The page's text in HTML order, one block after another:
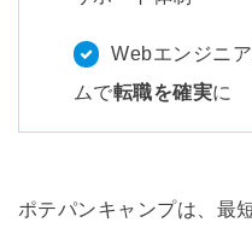
Webエンジニ
ムで転職を確実に
ポテパンキャンプは、最